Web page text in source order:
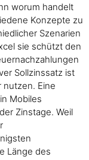
worum handelt
Konzepte zu
Szenarien
sie schützt den
Sollzinssatz ist
nutzen. Eine
Mobiles
Zinstage. Weil
Länge des